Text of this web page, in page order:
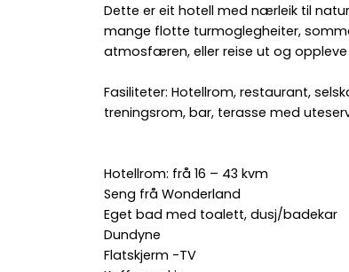
Dette er eit hotell med nærleik til
mange flotte turmoglegheiter,
atmosfæren, eller reise ut og
Fasiliteter: Hotellrom, restaurant,
treningsrom, bar, terasse med
Hotellrom: frå 16 – 43 kvm
Seng frå Wonderland
Eget bad med toalett, dusj/badekar
Dundyne
Flatskjerm -TV